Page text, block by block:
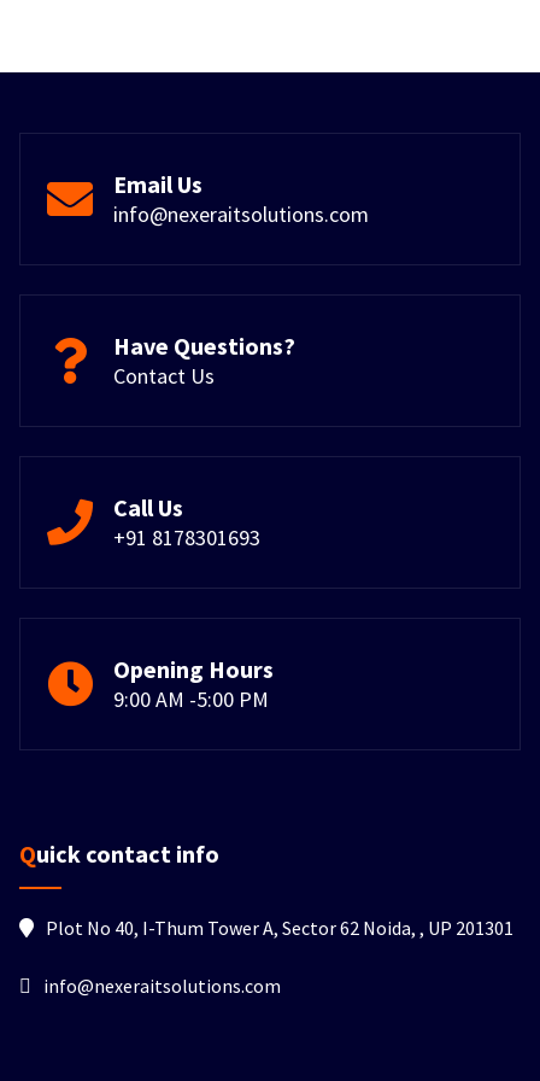
Email Us
info@nexeraitsolutions.com
Have Questions?
Contact Us
Call Us
+91 8178301693
Opening Hours
9:00 AM -5:00 PM
Quick contact info
Plot No 40, I-Thum Tower A, Sector 62 Noida, , UP 201301
info@nexeraitsolutions.com